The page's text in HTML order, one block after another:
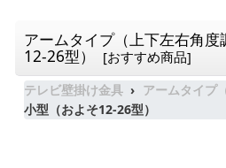
アームタイプ（上下左右角
12-26型）
[おすすめ商品]
テレビ壁掛け金具
アームタイプ
小型（およそ12-26型）